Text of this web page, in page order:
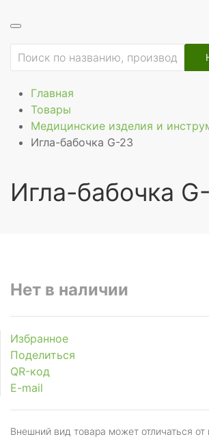
Главная
Товары
Медицинские изделия и
Игла-бабочка G-23
Игла-бабочка
Нет в наличии
Избранное
Поделиться
QR-код
E-mail
Внешний вид товара может отличаться от